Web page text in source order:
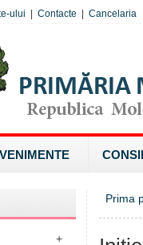
ului Contacte Cancelaria
+
Prima